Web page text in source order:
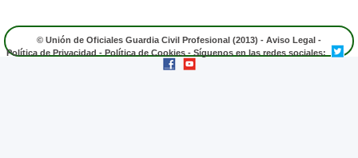
© Unión de Oficiales Guardia Civil Profesional (2013) - Aviso Legal -
Política de Privacidad - Política de Cookies - Síguenos en las redes sociales: